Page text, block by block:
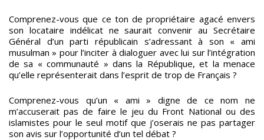
Comprenez-vous que ce ton de propriétaire agacé envers
son locataire indélicat ne saurait convenir au Secrétaire
Général d’un parti républicain s’adressant à son « ami
musulman » pour l’inciter à dialoguer avec lui sur l’intégration
de sa « communauté » dans la République, et la menace
qu’elle représenterait dans l’esprit de trop de Français ?
Comprenez-vous qu’un « ami » digne de ce nom ne
m’accuserait pas de faire le jeu du Front National ou des
islamistes pour le seul motif que j’oserais ne pas partager
son avis sur l’opportunité d’un tel débat ?